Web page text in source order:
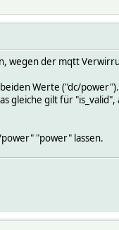
ne
wegen der mqtt
Werte ("dc/power").
gleiche gilt für "is_valid",
"power" lassen.